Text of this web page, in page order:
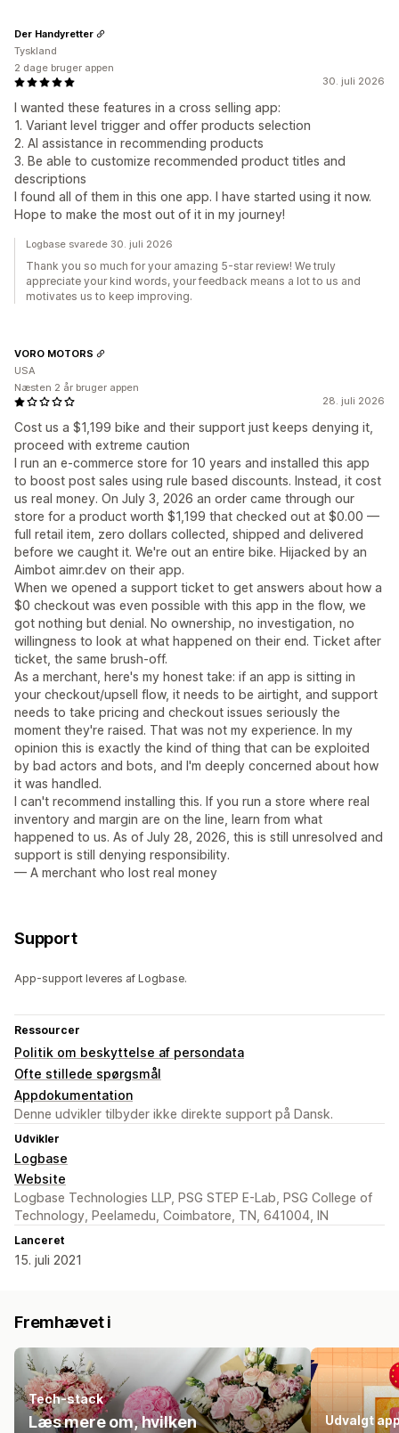
30. juli 2026
I wanted these features in a cross selling app:
1. Variant level trigger and offer products selection
2. AI assistance in recommending products
3. Be able to customize recommended product titles and
descriptions
I found all of them in this one app. I have started using it now.
Hope to make the most out of it in my journey!
Der Handyretter
Tyskland
2 dage bruger appen
Logbase svarede 30. juli 2026
Thank you so much for your amazing 5-star review! We truly
appreciate your kind words, your feedback means a lot to us and
motivates us to keep improving.
28. juli 2026
Cost us a $1,199 bike and their support just keeps denying it,
proceed with extreme caution
I run an e-commerce store for 10 years and installed this app
to boost post sales using rule based discounts. Instead, it cost
us real money. On July 3, 2026 an order came through our
store for a product worth $1,199 that checked out at $0.00 —
full retail item, zero dollars collected, shipped and delivered
before we caught it. We're out an entire bike. Hijacked by an
Aimbot aimr.dev on their app.
When we opened a support ticket to get answers about how a
$0 checkout was even possible with this app in the flow, we
got nothing but denial. No ownership, no investigation, no
willingness to look at what happened on their end. Ticket after
ticket, the same brush-off.
As a merchant, here's my honest take: if an app is sitting in
your checkout/upsell flow, it needs to be airtight, and support
needs to take pricing and checkout issues seriously the
moment they're raised. That was not my experience. In my
opinion this is exactly the kind of thing that can be exploited
by bad actors and bots, and I'm deeply concerned about how
it was handled.
I can't recommend installing this. If you run a store where real
inventory and margin are on the line, learn from what
happened to us. As of July 28, 2026, this is still unresolved and
support is still denying responsibility.
— A merchant who lost real money
VORO MOTORS
USA
Næsten 2 år bruger appen
Support
App-support leveres af Logbase.
Ressourcer
Politik om beskyttelse af persondata
Ofte stillede spørgsmål
Appdokumentation
Denne udvikler tilbyder ikke direkte support på Dansk.
Udvikler
Logbase
Website
Logbase Technologies LLP, PSG STEP E-Lab, PSG College of
Technology, Peelamedu, Coimbatore, TN, 641004, IN
Lanceret
15. juli 2021
Fremhævet i
Tech-stack
Læs mere om, hvilken
Udvalgt